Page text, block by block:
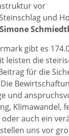
vor
und
Simone
gibt es
leisten die
für die
und
Klimawandel,
auch ein
uns vor